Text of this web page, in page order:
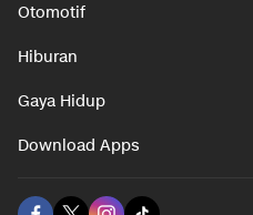
Otomotif
Hiburan
Gaya Hidup
Download Apps